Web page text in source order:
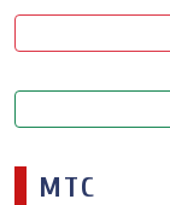
МТС